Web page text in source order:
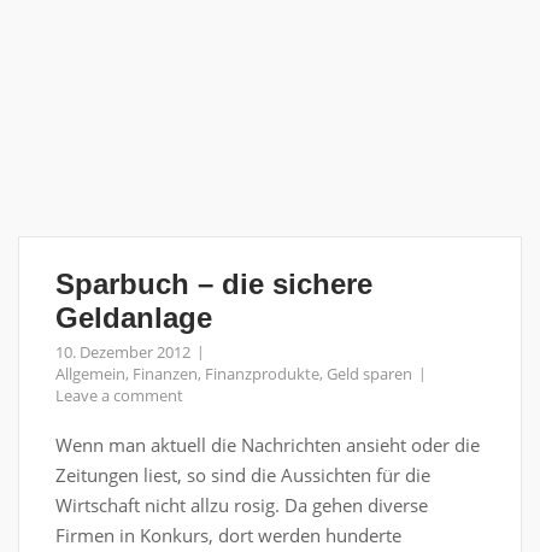
Sparbuch – die sichere
Geldanlage
10. Dezember 2012
Allgemein, Finanzen, Finanzprodukte, Geld sparen
Leave a comment
Wenn man aktuell die Nachrichten ansieht oder die
Zeitungen liest, so sind die Aussichten für die
Wirtschaft nicht allzu rosig. Da gehen diverse
Firmen in Konkurs, dort werden hunderte